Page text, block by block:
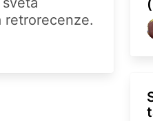
retrorecenze.